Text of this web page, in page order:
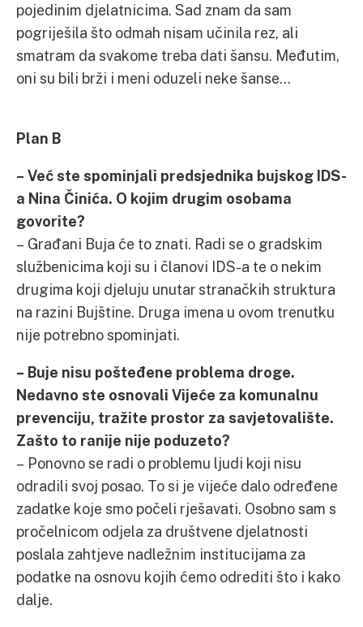
pojedinim djelatnicima. Sad znam da sam
pogriješila što odmah nisam učinila rez, ali
smatram da svakome treba dati šansu. Međutim,
oni su bili brži i meni oduzeli neke šanse…
Plan B
– Već ste spominjali predsjednika bujskog IDS-
a Nina Činića. O kojim drugim osobama
govorite?
– Građani Buja će to znati. Radi se o gradskim
službenicima koji su i članovi IDS-a te o nekim
drugima koji djeluju unutar stranačkih struktura
na razini Bujštine. Druga imena u ovom trenutku
nije potrebno spominjati.
– Buje nisu pošteđene problema droge.
Nedavno ste osnovali Vijeće za komunalnu
prevenciju, tražite prostor za savjetovalište.
Zašto to ranije nije poduzeto?
– Ponovno se radi o problemu ljudi koji nisu
odradili svoj posao. To si je vijeće dalo određene
zadatke koje smo počeli rješavati. Osobno sam s
pročelnicom odjela za društvene djelatnosti
poslala zahtjeve nadležnim institucijama za
podatke na osnovu kojih ćemo odrediti što i kako
dalje.